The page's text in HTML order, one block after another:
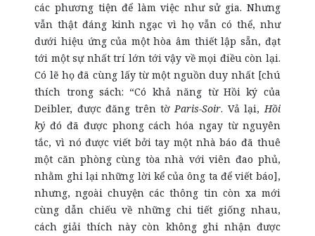
các phương tiện để làm việc như sử gia. Nhưng
vẫn thật đáng kinh ngạc vì họ vẫn có thể, như
dưới hiệu ứng của một hòa âm thiết lập sẵn, đạt
tới một sự nhất trí lớn tới vậy về mọi điều còn lại.
Có lẽ họ đã cùng lấy từ một nguồn duy nhất [chú
thích trong sách: “Có khả năng từ Hồi ký của
Deibler, được đăng trên tờParis-Soir. Vả lại,Hồi
kýđó đã được phong cách hóa ngay từ nguyên
tắc, vì nó được viết bởi tay một nhà báo đã thuê
một căn phòng cùng tòa nhà với viên đao phủ,
nhằm ghi lại những lời kể của ông ta để viết báo],
nhưng, ngoài chuyện các thông tin còn xa mới
cùng dẫn chiếu về những chi tiết giống nhau,
cách giải thích này còn không ghi nhận được